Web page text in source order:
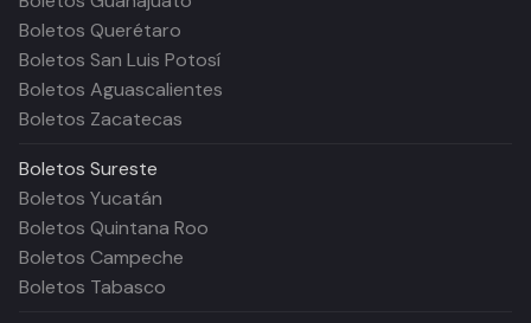
Boletos Querétaro
Boletos San Luis Potosí
Boletos Aguascalientes
Boletos Zacatecas
Boletos Sureste
Boletos Yucatán
Boletos Quintana Roo
Boletos Campeche
Boletos Tabasco